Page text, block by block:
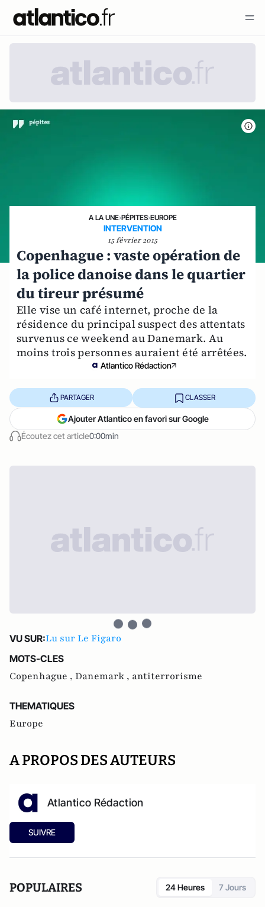
A LA UNE›PÉPITES›EUROPE
INTERVENTION
15 février 2015
Copenhague : vaste opération de
la police danoise dans le quartier
du tireur présumé
Elle vise un café internet, proche de la
résidence du principal suspect des attentats
survenus ce weekend au Danemark. Au
moins trois personnes auraient été arrêtées.
Atlantico Rédaction
Écoutez cet article0:00min
PARTAGER CLASSER
Ajouter Atlantico en favori sur Google
VU SUR:Lu sur Le Figaro
MOTS-CLES
Copenhague , Danemark , antiterrorisme
THEMATIQUES
Europe
A PROPOS DES AUTEURS
Atlantico Rédaction
SUIVRE
POPULAIRES 24 Heures 7 Jours